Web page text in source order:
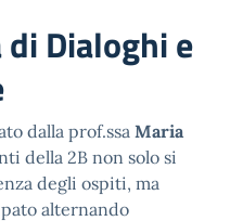
Dialoghi e
dalla prof.ssa Maria
della 2B non solo si
degli ospiti, ma
alternando